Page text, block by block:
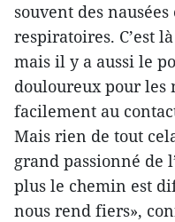
souvent des
respiratoires. C’est
mais il y a aussi le
douloureux pour les
facilement au
Mais rien de tout
grand passionné de
plus le chemin est
nous rend fiers»,